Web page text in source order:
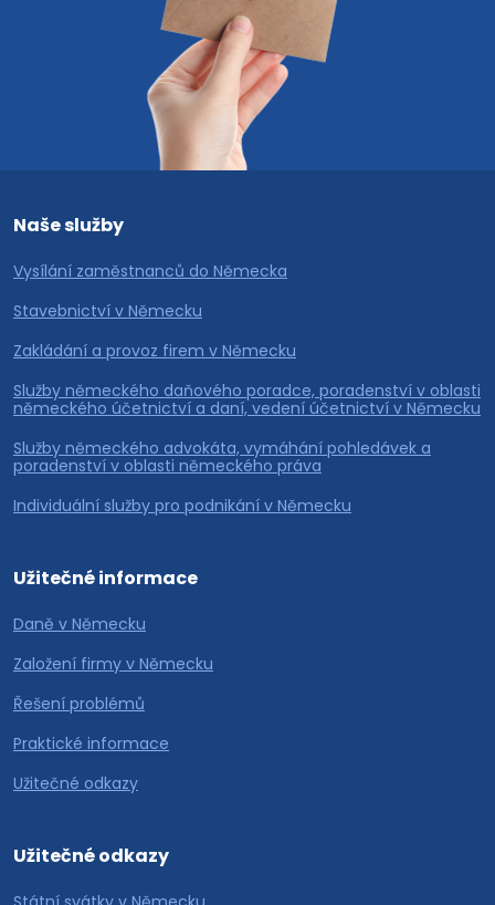
Naše služby
Vysílání zaměstnanců do Německa
Stavebnictví v Německu
Zakládání a provoz firem v Německu
Služby německého daňového poradce, poradenství v oblasti
německého účetnictví a daní, vedení účetnictví v Německu
Služby německého advokáta, vymáhání pohledávek a
poradenství v oblasti německého práva
Individuální služby pro podnikání v Německu
Užitečné informace
Daně v Německu
Založení firmy v Německu
Řešení problémů
Praktické informace
Užitečné odkazy
Užitečné odkazy